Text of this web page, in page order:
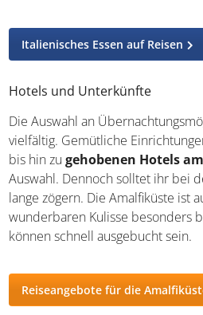
Italienisches Essen auf Reisen
Hotels und Unterkünfte
Die Auswahl an
vielfältig. Gemütliche
bis hin zugehobenen Hotels
Auswahl. Dennoch solltet ihr bei
lange zögern. Die Amalfiküste ist
wunderbaren Kulisse besonders
können schnell ausgebucht sein.
Reiseangebote für die